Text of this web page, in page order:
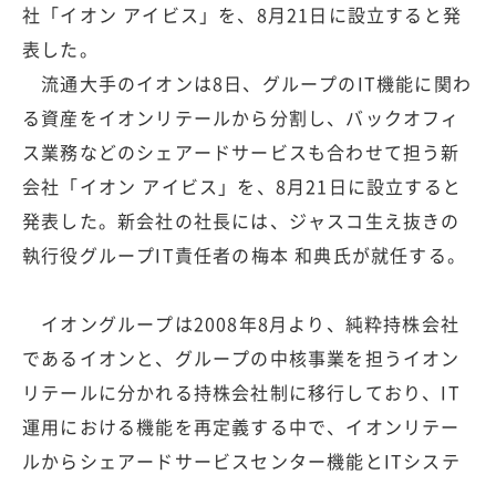
社「イオン アイビス」を、8月21日に設立すると発
表した。
流通大手のイオンは8日、グループのIT機能に関わ
る資産をイオンリテールから分割し、バックオフィ
ス業務などのシェアードサービスも合わせて担う新
会社「イオン アイビス」を、8月21日に設立すると
発表した。新会社の社長には、ジャスコ生え抜きの
執行役グループIT責任者の梅本 和典氏が就任する。
イオングループは2008年8月より、純粋持株会社
であるイオンと、グループの中核事業を担うイオン
リテールに分かれる持株会社制に移行しており、IT
運用における機能を再定義する中で、イオンリテー
ルからシェアードサービスセンター機能とITシステ